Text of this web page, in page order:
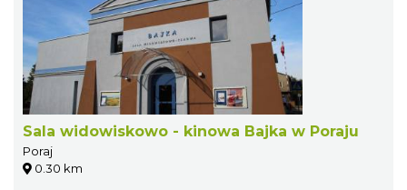
Sala widowiskowo - kinowa Bajka w Poraju
Poraj
0.30 km